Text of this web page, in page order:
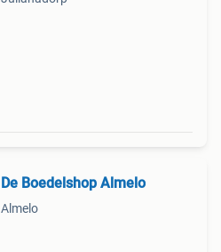
De Boedelshop Almelo
Almelo